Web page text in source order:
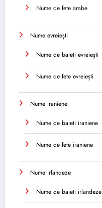
Nume de fete arabe
Nume evreiești
Nume de baieti evreiești
Nume de fete evreiești
Nume iraniene
Nume de baieti iraniene
Nume de fete iraniene
Nume irlandeze
Nume de baieti irlandeze